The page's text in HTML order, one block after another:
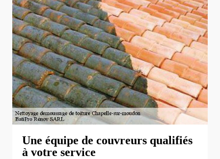
Une équipe de couvreurs qualifiés
à votre service